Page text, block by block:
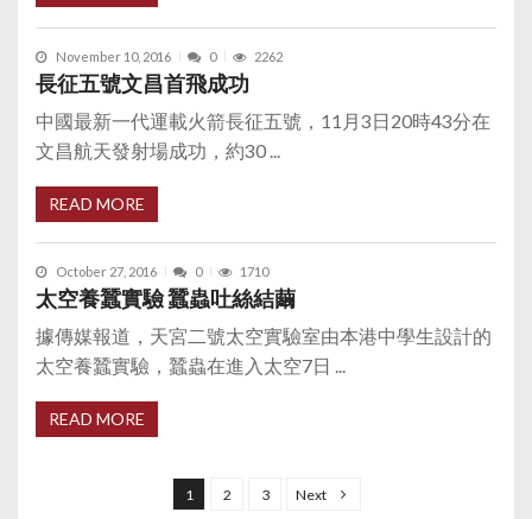
November 10, 2016 0 2262
長征五號文昌首飛成功
中國最新一代運載火箭長征五號，11月3日20時43分在
文昌航天發射場成功，約30 ...
READ MORE
October 27, 2016 0 1710
太空養蠶實驗 蠶蟲吐絲結繭
據傳媒報道，天宮二號太空實驗室由本港中學生設計的
太空養蠶實驗，蠶蟲在進入太空7日 ...
READ MORE
1 2 3 Next